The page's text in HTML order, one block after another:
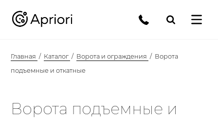
Главная Каталог Ворота и ограждения
Ворота
подъемные и откатные
Ворота подъемные и